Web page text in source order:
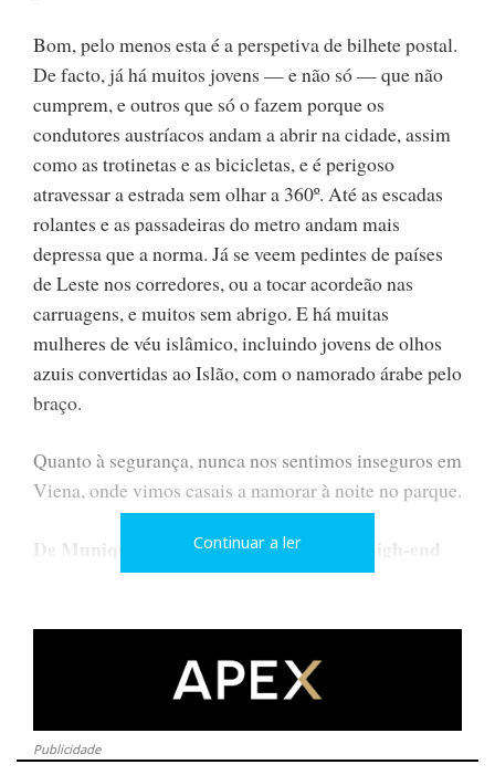
Bom, pelo menos esta é a perspetiva de bilhete postal.
De facto, já há muitos jovens — e não só — que não
cumprem, e outros que só o fazem porque os
condutores austríacos andam a abrir na cidade, assim
como as trotinetas e as bicicletas, e é perigoso
atravessar a estrada sem olhar a 360º. Até as escadas
rolantes e as passadeiras do metro andam mais
depressa que a norma. Já se veem pedintes de países
de Leste nos corredores, ou a tocar acordeão nas
carruagens, e muitos sem abrigo. E há muitas
mulheres de véu islâmico, incluindo jovens de olhos
azuis convertidas ao Islão, com o namorado árabe pelo
braço.
Quanto à segurança, nunca nos sentimos inseguros em
Viena, onde vimos casais a namorar à noite no parque.
De Munique para Viena atrás do áudio high-end
religiosamente, a liturgia de Munique (e, antes dela, a
de Frankfurt): os corredores intermináveis, os
reencontros pessoais, as novidades tecnológicas, os
exageros, as surpresas e os pequenos milagres
acústicos.
Continuar a ler
Publicidade